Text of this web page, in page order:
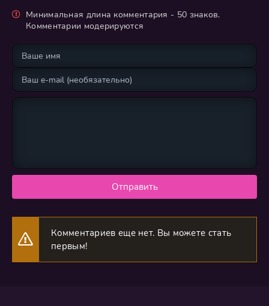
Минимальная длина комментария - 50 знаков.
Комментарии модерируются
Отправить
Комментариев еще нет. Вы можете стать
первым!